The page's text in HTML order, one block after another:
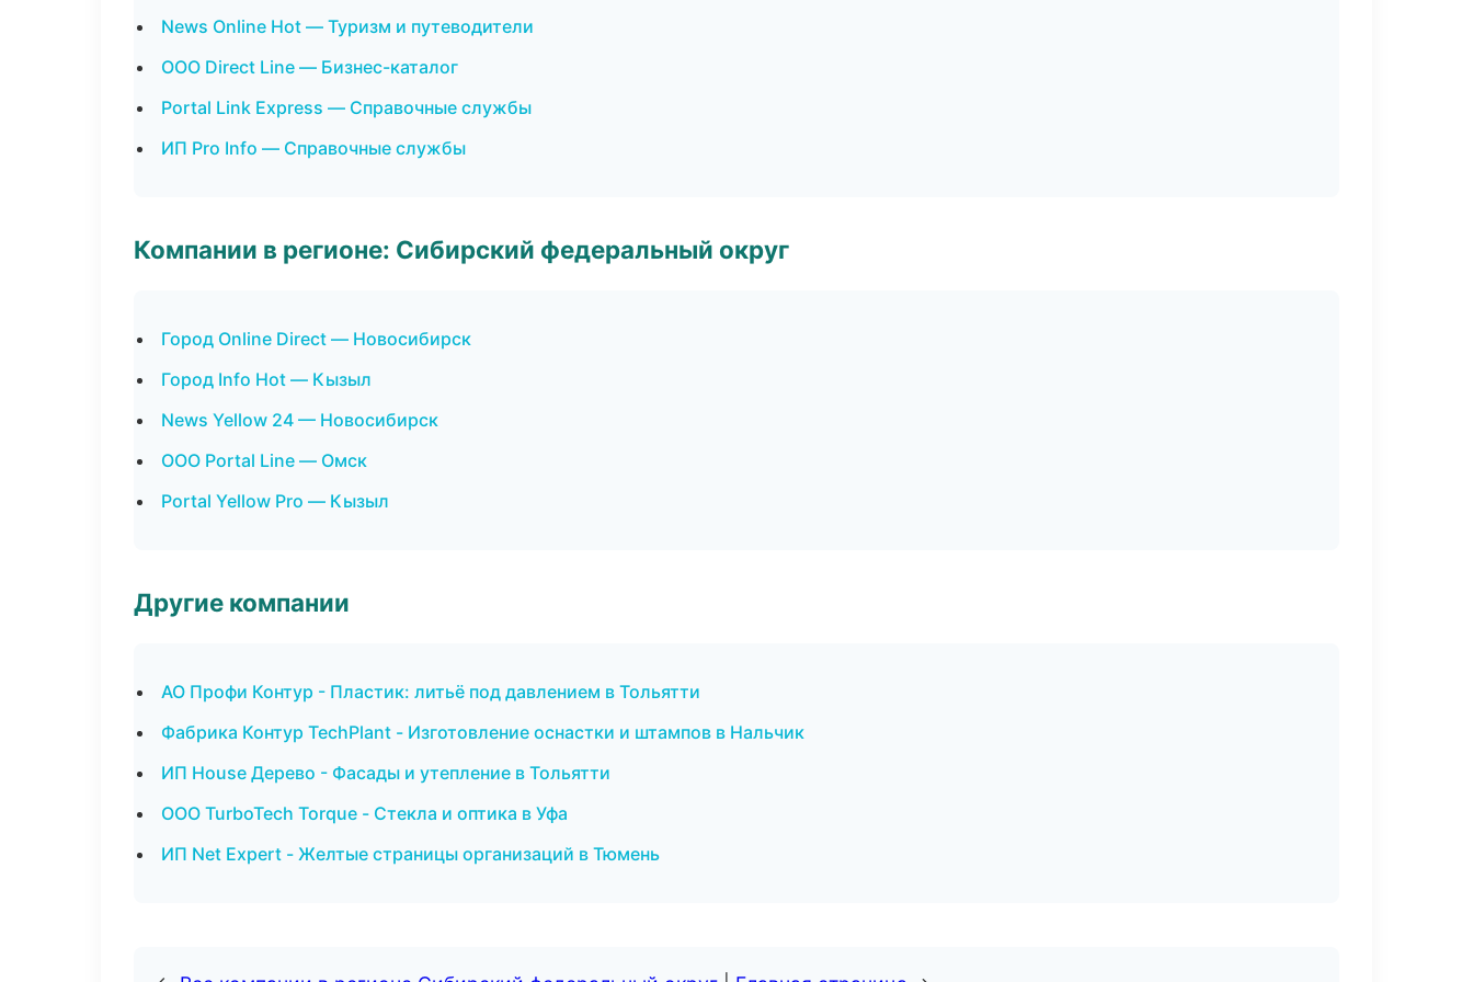
News Online Hot — Туризм и путеводители
ООО Direct Line — Бизнес-каталог
Portal Link Express — Справочные службы
ИП Pro Info — Справочные службы
Компании в регионе: Сибирский федеральный округ
Город Online Direct — Новосибирск
Город Info Hot — Кызыл
News Yellow 24 — Новосибирск
ООО Portal Line — Омск
Portal Yellow Pro — Кызыл
Другие компании
АО Профи Контур - Пластик: литьё под давлением в Тольятти
Фабрика Контур TechPlant - Изготовление оснастки и штампов в Нальчик
ИП House Дерево - Фасады и утепление в Тольятти
ООО TurboTech Torque - Стекла и оптика в Уфа
ИП Net Expert - Желтые страницы организаций в Тюмень